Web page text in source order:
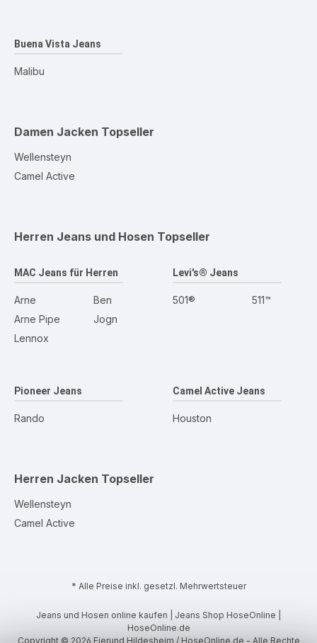
Buena Vista Jeans
Malibu
Damen Jacken Topseller
Wellensteyn
Camel Active
Herren Jeans und Hosen Topseller
MAC Jeans für Herren
Arne
Arne Pipe
Lennox
Ben
Jogn
Levi's® Jeans
501® 511™
Pioneer Jeans
Rando
Camel Active Jeans
Houston
Herren Jacken Topseller
Wellensteyn
Camel Active
* Alle Preise inkl. gesetzl. Mehrwertsteuer
Jeans und Hosen online kaufen | Jeans Shop HoseOnline |
HoseOnline.de
Copyright © 2026 Eierund Hildesheim / HoseOnline.de - Alle Rechte